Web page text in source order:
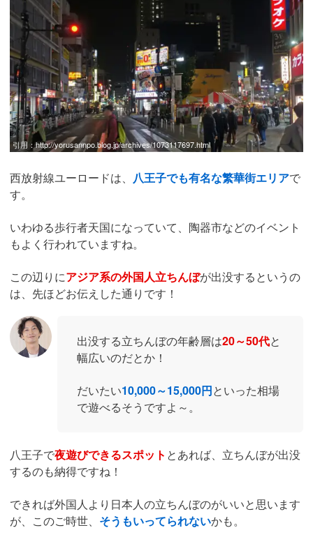
引用：http://yorusannpo.blog.jp/archives/1073117697.html
西放射線ユーロードは、 八王子でも有名な繁華街エリアで
す。
いわゆる歩行者天国になっていて、陶器市などのイベント
もよく行われていますね。
この辺りにアジア系の外国人立ちんぼが出没するというの
は、先ほどお伝えした通りです！
出没する立ちんぼの年齢層は20～50代と
幅広いのだとか！
だいたい10,000～15,000円といった相場
で遊べるそうですよ～。
八王子で夜遊びできるスポット とあれば、立ちんぼが出没
するのも納得ですね！
できれば外国人より日本人の立ちんぼのがいいと思います
が、このご時世、 そうもいってられないかも。